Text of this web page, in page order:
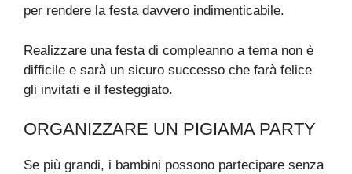
per rendere la festa davvero indimenticabile.
Realizzare una festa di compleanno a tema non è
difficile e sarà un sicuro successo che farà felice
gli invitati e il festeggiato.
ORGANIZZARE UN PIGIAMA PARTY
Se più grandi, i bambini possono partecipare senza